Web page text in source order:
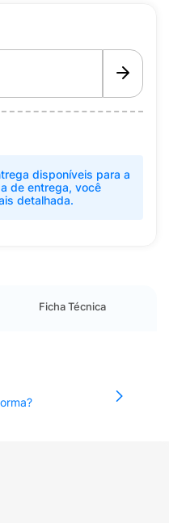
disponíveis para a
de entrega, você
detalhada.
Ficha Técnica